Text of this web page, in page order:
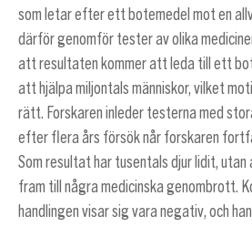
som letar efter ett botemedel mot en
därför genomför tester av olika
att resultaten kommer att leda till ett
att hjälpa miljontals människor, vilket
rätt. Forskaren inleder testerna med
efter flera års försök når forskaren
Som resultat har tusentals djur lidit,
fram till några medicinska genombrott.
handlingen visar sig vara negativ, och